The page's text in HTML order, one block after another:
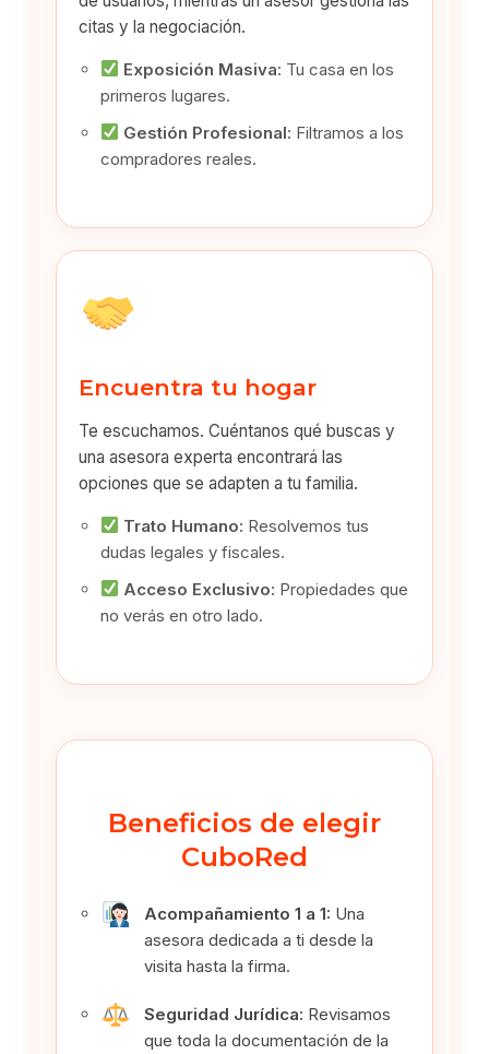
citas y la negociación.
Exposición Masiva: Tu casa en los
primeros lugares.
Gestión Profesional: Filtramos a los
compradores reales.
Encuentra tu hogar
Te escuchamos. Cuéntanos qué buscas y
una asesora experta encontrará las
opciones que se adapten a tu familia.
Trato Humano: Resolvemos tus
dudas legales y fiscales.
Acceso Exclusivo: Propiedades que
no verás en otro lado.
Beneficios de elegir
CuboRed
Acompañamiento 1 a 1: Una
asesora dedicada a ti desde la
visita hasta la firma.
Seguridad Jurídica: Revisamos
que toda la documentación de la